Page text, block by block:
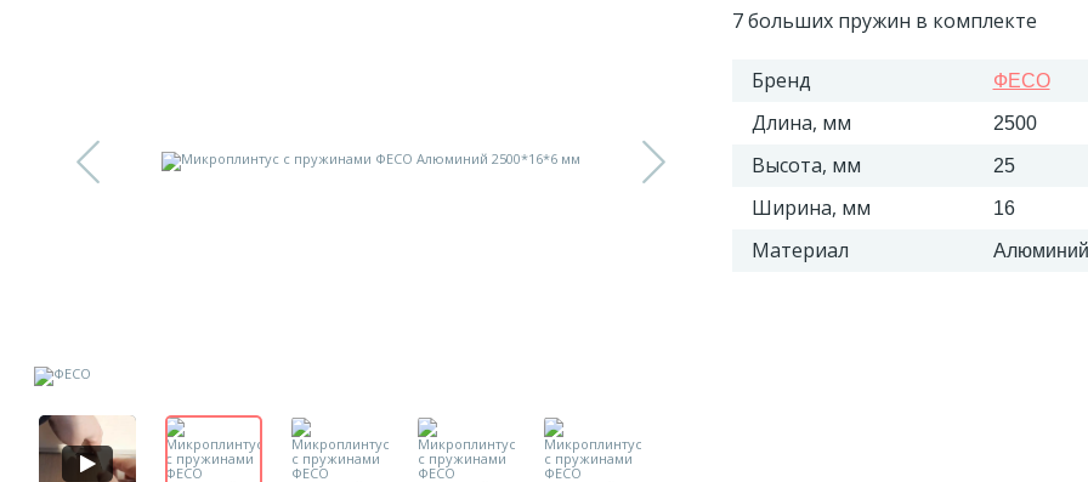
7 больших пружин в комплекте
Бренд ФЕСО
Длина, мм 2500
Высота, мм 25
Ширина, мм 16
Материал Алюминий